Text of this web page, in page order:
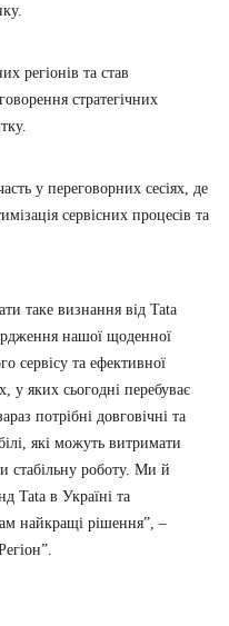
регіонів та став
стратегічних
у переговорних сесіях, де
сервісних процесів та
таке визнання від Tata
нашої щоденної
сервісу та ефективної
у яких сьогодні перебуває
потрібні довговічні та
які можуть витримати
стабільну роботу. Ми й
Tata в Україні та
найкращі рішення”, –